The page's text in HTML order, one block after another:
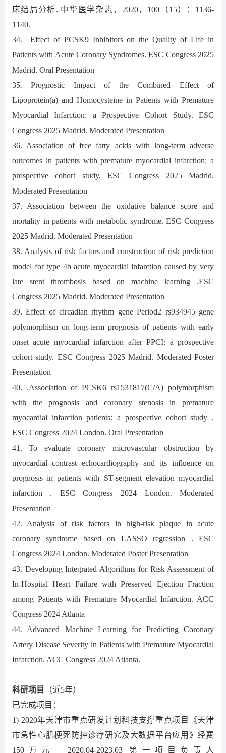
床结局分析. 中华医学杂志，2020，100（15）：1136-
1140.
34. Effect of PCSK9 Inhibitors on the Quality of Life in
Patients with Acute Coronary Syndromes. ESC Congress 2025
Madrid. Oral Presentation
35. Prognostic Impact of the Combined Effect of
Lipoprotein(a) and Homocysteine in Patients with Premature
Myocardial Infarction: a Prospective Cohort Study. ESC
Congress 2025 Madrid. Moderated Presentation
36. Association of free fatty acids with long-term adverse
outcomes in patients with premature myocardial infarction: a
prospective cohort study. ESC Congress 2025 Madrid.
Moderated Presentation
37. Association between the oxidative balance score and
mortality in patients with metabolic syndrome. ESC Congress
2025 Madrid. Moderated Presentation
38. Analysis of risk factors and construction of risk prediction
model for type 4b acute myocardial infarction caused by very
late stent thrombosis based on machine learning .ESC
Congress 2025 Madrid. Moderated Presentation
39. Effect of circadian rhythm gene Period2 rs934945 gene
polymorphism on long-term prognosis of patients with early
onset acute myocardial infarction after PPCI: a prospective
cohort study. ESC Congress 2025 Madrid. Moderated Poster
Presentation
40. .Association of PCSK6 rs1531817(C/A) polymorphism
with the prognosis and coronary stenosis in premature
myocardial infarction patients: a prospective cohort study .
ESC Congress 2024 London. Oral Presentation
41. To evaluate coronary microvascular obstruction by
myocardial contrast echocardiography and its influence on
prognosis in patients with ST-segment elevation myocardial
infarction . ESC Congress 2024 London. Moderated
Presentation
42. Analysis of risk factors in high-risk plaque in acute
coronary syndrome based on LASSO regression . ESC
Congress 2024 London. Moderated Poster Presentation
43. Developing Integrated Algorithms for Risk Assessment of
In-Hospital Heart Failure with Preserved Ejection Fraction
among Patients with Premature Myocardial Infarction. ACC
Congress 2024 Atlanta
44. Advanced Machine Learning for Predicting Coronary
Artery Disease Severity in Patients with Premature Myocardial
Infarction. ACC Congress 2024 Atlanta.
科研项目
（近5年）
已完成项目：
1) 2020年天津市重点研发计划科技支撑重点项目《天津
市急性心肌梗死防控诊疗研究及大数据平台应用》经费
150万元 2020.04-2023.03 第一项目负责人